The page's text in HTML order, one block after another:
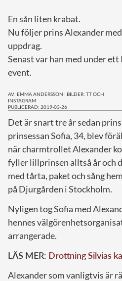
En sån liten krabat.
Nu följer prins Alexander
uppdrag.
Senast var han med under
event.
AV: EMMA ANDERSSON | BILDER: TT OCH
INSTAGRAM
PUBLICERAD: 2019-03-26
Det är snart tre år sedan
prinsessan Sofia, 34, blev
när charmtrollet Alexander
fyller lillprinsen alltså år och
med tårta, paket och sång
på Djurgården i Stockholm.
Nyligen tog Sofia med
hennes
arrangerade.
LÄS MER: Drottning Silvias
Alexander som vanligtvis är